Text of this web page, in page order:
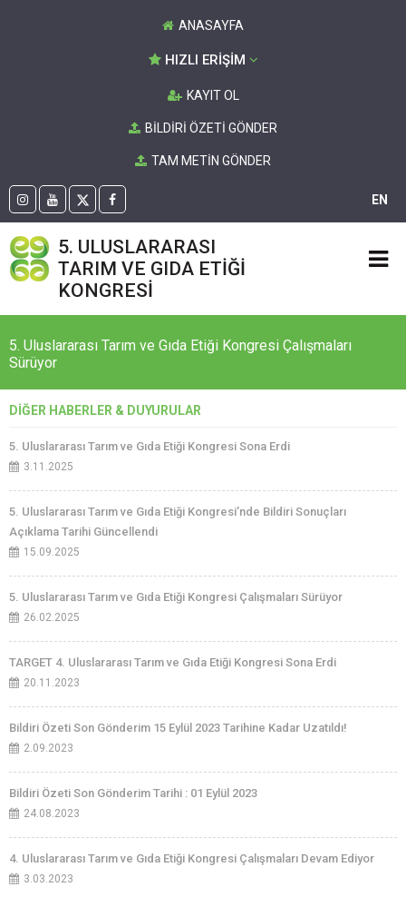
ANASAYFA
HIZLI ERİŞİM
KAYIT OL
BİLDİRİ ÖZETİ GÖNDER
TAM METİN GÖNDER
EN
5. ULUSLARARASI
TARIM VE GIDA ETİĞİ
KONGRESİ
5. Uluslararası Tarım ve Gıda Etiği Kongresi Çalışmaları
Sürüyor
DİĞER HABERLER & DUYURULAR
5. Uluslararası Tarım ve Gıda Etiği Kongresi Sona Erdi
3.11.2025
5. Uluslararası Tarım ve Gıda Etiği Kongresi’nde Bildiri Sonuçları
Açıklama Tarihi Güncellendi
15.09.2025
5. Uluslararası Tarım ve Gıda Etiği Kongresi Çalışmaları Sürüyor
26.02.2025
TARGET 4. Uluslararası Tarım ve Gıda Etiği Kongresi Sona Erdi
20.11.2023
Bildiri Özeti Son Gönderim 15 Eylül 2023 Tarihine Kadar Uzatıldı!
2.09.2023
Bildiri Özeti Son Gönderim Tarihi : 01 Eylül 2023
24.08.2023
4. Uluslararası Tarım ve Gıda Etiği Kongresi Çalışmaları Devam Ediyor
3.03.2023